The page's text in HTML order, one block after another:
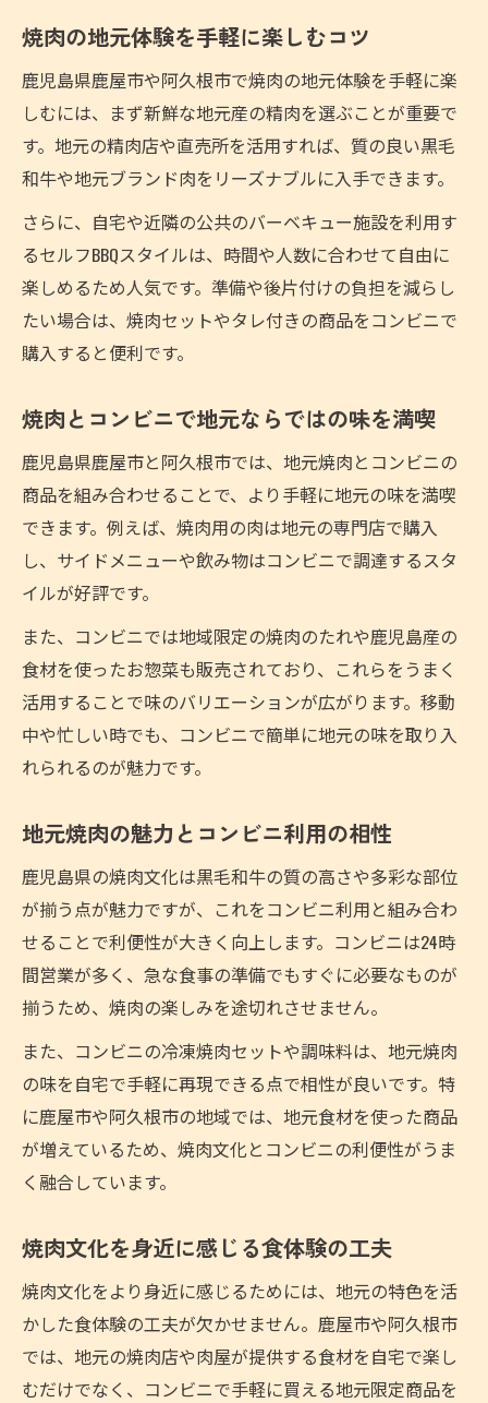
焼肉の地元体験を手軽に楽しむコツ
鹿児島県鹿屋市や阿久根市で焼肉の地元体験を手軽に楽
しむには、まず新鮮な地元産の精肉を選ぶことが重要で
す。地元の精肉店や直売所を活用すれば、質の良い黒毛
和牛や地元ブランド肉をリーズナブルに入手できます。
さらに、自宅や近隣の公共のバーベキュー施設を利用す
るセルフBBQスタイルは、時間や人数に合わせて自由に
楽しめるため人気です。準備や後片付けの負担を減らし
たい場合は、焼肉セットやタレ付きの商品をコンビニで
購入すると便利です。
焼肉とコンビニで地元ならではの味を満喫
鹿児島県鹿屋市と阿久根市では、地元焼肉とコンビニの
商品を組み合わせることで、より手軽に地元の味を満喫
できます。例えば、焼肉用の肉は地元の専門店で購入
し、サイドメニューや飲み物はコンビニで調達するスタ
イルが好評です。
また、コンビニでは地域限定の焼肉のたれや鹿児島産の
食材を使ったお惣菜も販売されており、これらをうまく
活用することで味のバリエーションが広がります。移動
中や忙しい時でも、コンビニで簡単に地元の味を取り入
れられるのが魅力です。
地元焼肉の魅力とコンビニ利用の相性
鹿児島県の焼肉文化は黒毛和牛の質の高さや多彩な部位
が揃う点が魅力ですが、これをコンビニ利用と組み合わ
せることで利便性が大きく向上します。コンビニは24時
間営業が多く、急な食事の準備でもすぐに必要なものが
揃うため、焼肉の楽しみを途切れさせません。
また、コンビニの冷凍焼肉セットや調味料は、地元焼肉
の味を自宅で手軽に再現できる点で相性が良いです。特
に鹿屋市や阿久根市の地域では、地元食材を使った商品
が増えているため、焼肉文化とコンビニの利便性がうま
く融合しています。
焼肉文化を身近に感じる食体験の工夫
焼肉文化をより身近に感じるためには、地元の特色を活
かした食体験の工夫が欠かせません。鹿屋市や阿久根市
では、地元の焼肉店や肉屋が提供する食材を自宅で楽し
むだけでなく、コンビニで手軽に買える地元限定商品を